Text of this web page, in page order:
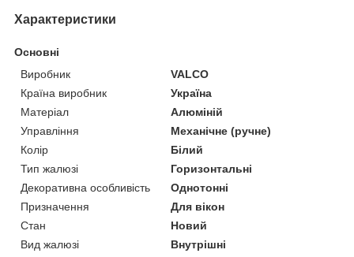
Характеристики
Основні
Виробник
VALCO
Країна виробник
Україна
Матеріал
Алюміній
Управління
Механічне (ручне)
Колір
Білий
Тип жалюзі
Горизонтальні
Декоративна особливість
Однотонні
Призначення
Для вікон
Стан
Новий
Вид жалюзі
Внутрішні